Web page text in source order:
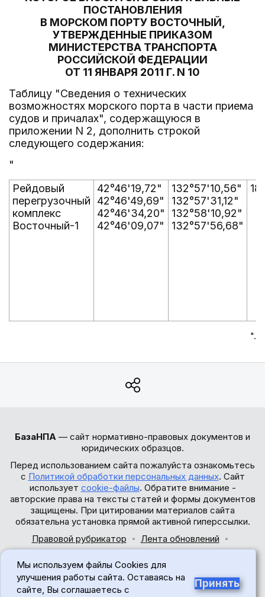
ПОСТАНОВЛЕНИЯ
В МОРСКОМ ПОРТУ ВОСТОЧНЫЙ,
УТВЕРЖДЕННЫЕ ПРИКАЗОМ
МИНИСТЕРСТВА ТРАНСПОРТА
РОССИЙСКОЙ ФЕДЕРАЦИИ
ОТ 11 ЯНВАРЯ 2011 Г. N 10
Таблицу "Сведения о технических
возможностях морского порта в части приема
судов и причалах", содержащуюся в
приложении N 2, дополнить строкой
следующего содержания:
"
Рейдовый
перегрузочный
комплекс
Восточный-1
42°46'19,72"
42°46'49,69"
42°46'34,20"
42°46'09,07"
132°57'10,56"
132°57'31,12"
132°58'10,92"
132°57'56,68"
".
БазаНПА — сайт нормативно-правовых документов и
юридических образцов.
Перед использованием сайта пожалуйста ознакомьтесь
с Политикой обработки персональных данных. Сайт
использует cookie-файлы. Обратите внимание -
авторские права на тексты статей и формы документов
защищены. При цитировании материалов сайта
обязательна установка прямой активной гиперссылки.
Правовой рубрикатор
Лента обновлений
© 2017-2026
18+
Мы используем файлы Cookies для
улучшения работы сайта. Оставаясь на
сайте, Вы соглашаетесь с
Принять